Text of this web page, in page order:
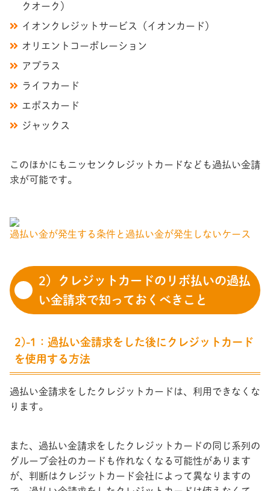
クオーク）
イオンクレジットサービス（イオンカード）
オリエントコーポレーション
アプラス
ライフカード
エポスカード
ジャックス
このほかにもニッセンクレジットカードなども過払い金請
求が可能です。
過払い金が発生する条件と過払い金が発生しないケース
2）クレジットカードのリボ払いの過払
い金請求で知っておくべきこと
2)-1：過払い金請求をした後にクレジットカード
を使用する方法
過払い金請求をしたクレジットカードは、利用できなくな
ります。
また、過払い金請求をしたクレジットカードの同じ系列の
グループ会社のカードも作れなくなる可能性があります
が、判断はクレジットカード会社によって異なりますの